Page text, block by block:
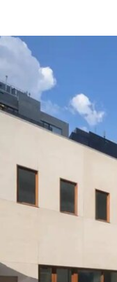
展形式重返国家
月，欧盟正式确
间提出申诉。此
作出的。
欧盟委员会发言
Regnier）在一份
支持的文化活动
话、多元性和言
“在今天的俄罗斯
这笔被取消的资
限，但撤资本身
严厉谴责。2022